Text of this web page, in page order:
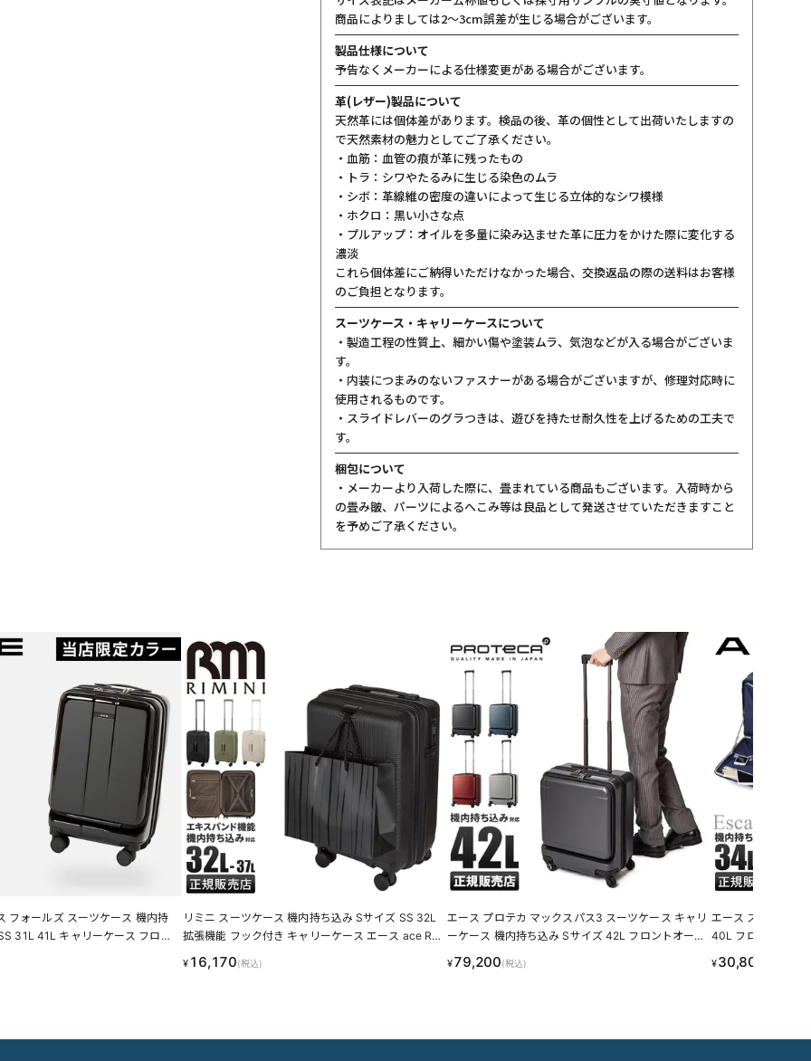
商品によりましては2〜3cm誤差が生じる場合がございます。
製品仕様について
予告なくメーカーによる仕様変更がある場合がございます。
革(レザー)製品について
天然革には個体差があります。検品の後、革の個性として出荷いたしますの
で天然素材の魅力としてご了承ください。
・血筋：血管の痕が革に残ったもの
・トラ：シワやたるみに生じる染色のムラ
・シボ：革線維の密度の違いによって生じる立体的なシワ模様
・ホクロ：黒い小さな点
・プルアップ：オイルを多量に染み込ませた革に圧力をかけた際に変化する
濃淡
これら個体差にご納得いただけなかった場合、交換返品の際の送料はお客様
のご負担となります。
スーツケース・キャリーケースについて
・製造工程の性質上、細かい傷や塗装ムラ、気泡などが入る場合がございま
す。
・内装につまみのないファスナーがある場合がございますが、修理対応時に
使用されるものです。
・スライドレバーのグラつきは、遊びを持たせ耐久性を上げるための工夫で
す。
梱包について
・メーカーより入荷した際に、畳まれている商品もございます。入荷時から
の畳み皺、パーツによるへこみ等は良品として発送させていただきますこと
を予めご了承ください。
フォールズ スーツケース 機内持
31L 41L キャリーケース フロン
リミニ スーツケース 機内持ち込み Sサイズ SS 32L
拡張機能 フック付き キャリーケース エース ace RI
MINI INJ417 05821
¥ 16,170(税込)
エース プロテカ マックスパス3 スーツケース キャリ
ーケース 機内持ち込み Sサイズ 42L フロントオープ
ン ストッパー付き ACE PROTeCA MAXPASS3 029
¥79,200(税込)
エース スーツケー
40L フロントオー
calera 05651 キャ
¥30,800